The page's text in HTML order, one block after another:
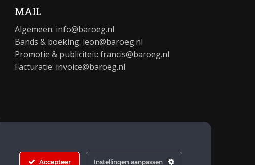
MAIL
Algemeen: info@baroeg.nl
Bands & boeking: leon@baroeg.nl
Promotie & publiciteit: francis@baroeg.nl
Facturatie: invoice@baroeg.nl
Accepteer Instellingen aanpassen